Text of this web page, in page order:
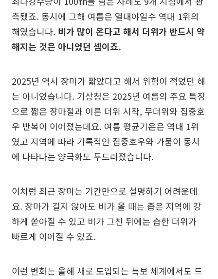
측됐죠. 동시에 그해 여름은 열대야일수 역대 1위의
해였습니다. 비가 많이 온다고 해서 더위가 반드시 약
해지는 것은 아니었던 셈이죠.
2025년 역시 장마가 짧았다고 해서 위험이 적었던 해
는 아니었습니다. 기상청은 2025년 여름의 주요 특징
으로 짧은 장마철과 이른 더위 시작, 무더위와 집중호
우 반복이 이어졌는데요. 여름 평균기온은 역대 1위
였고 지역에 따라 기록적인 집중호우와 가뭄이 동시
에 나타나는 양극화도 두드러졌습니다.
이처럼 최근 장마는 기간만으로 설명하기 어려운데
요. 장마가 길지 않아도 비가 올 때는 좁은 지역에 강
하게 쏟아질 수 있고 비가 그친 뒤에는 습한 더위가
빠르게 이어질 수 있죠.
이런 변화는 올해 새로 도입되는 특보 체계에서도 드